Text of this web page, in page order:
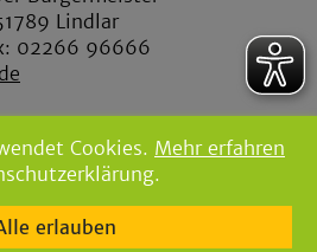
Lindlar
02266 96666
Cookies. Mehr erfahren
erlauben